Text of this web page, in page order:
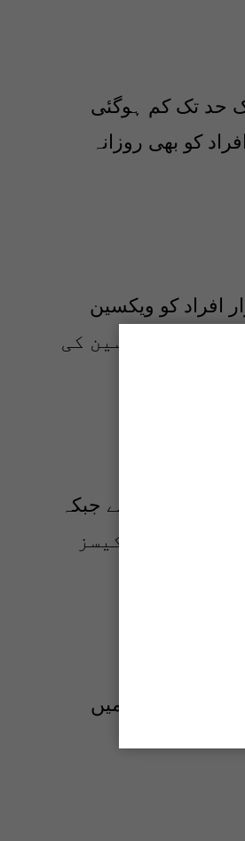
حد تک کم ہوگئی
روزانہ کا ہدف ہے لیکن 20 فیصد افراد کو بھی روزانہ
سندھ کے مطابق کراچی میں 1 کروڑ 18 لاکھ 61 ہزار افراد کو ویکسین
ہزار سے زائد افراد کو ہی ویکسین کی
روز سندھ میں کورونا وائرس کے 1952 نئے کیسز رپورٹ ہوئے جبکہ
کے مثبت کیسز
کراچی میں گزشتہ روز 6173 کورونا ٹیسٹ کئے گئے تھے جس میں سے 1148 افراد میں